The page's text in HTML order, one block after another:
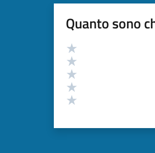
Quanto sono
Valutazione